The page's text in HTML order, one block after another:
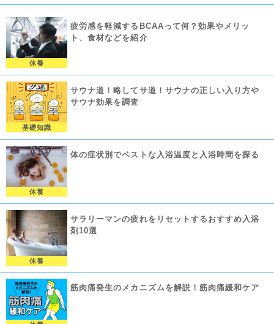
休養
疲労感を軽減するBCAAって何？効果やメリッ
ト、食材などを紹介
基礎知識
サウナ道！略してサ道！サウナの正しい入り方や
サウナ効果を調査
休養
体の症状別でベストな入浴温度と入浴時間を探る
休養
サラリーマンの疲れをリセットするおすすめ入浴
剤10選
筋肉痛発生のメカニズムを解説！筋肉痛緩和ケア